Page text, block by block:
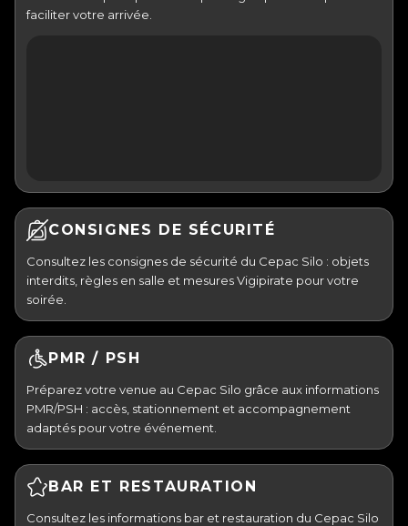
faciliter votre arrivée.
CONSIGNES DE SÉCURITÉ
Consultez les consignes de sécurité du Cepac Silo : objets
interdits, règles en salle et mesures Vigipirate pour votre
soirée.
PMR / PSH
Préparez votre venue au Cepac Silo grâce aux informations
PMR/PSH : accès, stationnement et accompagnement
adaptés pour votre événement.
BAR ET RESTAURATION
Consultez les informations bar et restauration du Cepac Silo